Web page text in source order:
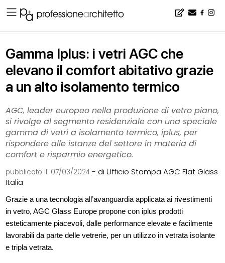
Gamma Iplus: i vetri AGC che
elevano il comfort abitativo grazie
a un alto isolamento termico
AGC, leader europeo nella produzione di vetro piano,
si rivolge al segmento residenziale con una speciale
gamma di vetri a isolamento termico, iplus, per
rispondere alle istanze del settore in materia di
comfort e risparmio energetico.
pubblicato il: 07/03/2024 - di Ufficio Stampa AGC Flat Glass
Italia
Grazie a una tecnologia all’avanguardia applicata ai rivestimenti
in vetro, AGC Glass Europe propone con iplus prodotti
esteticamente piacevoli, dalle performance elevate e facilmente
lavorabili da parte delle vetrerie, per un utilizzo in vetrata isolante
e tripla vetrata.